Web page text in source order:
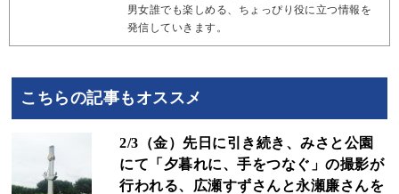
男女誰でも楽しめる、ちょっぴり役に立つ情報を
発信していきます。
こちらの記事もオススメ
2/3（金）先日に引き続き、みさと公園
にて「夕暮れに、手をつなぐ」の撮影が
行われる、広瀬すずさんと永瀬廉さんを